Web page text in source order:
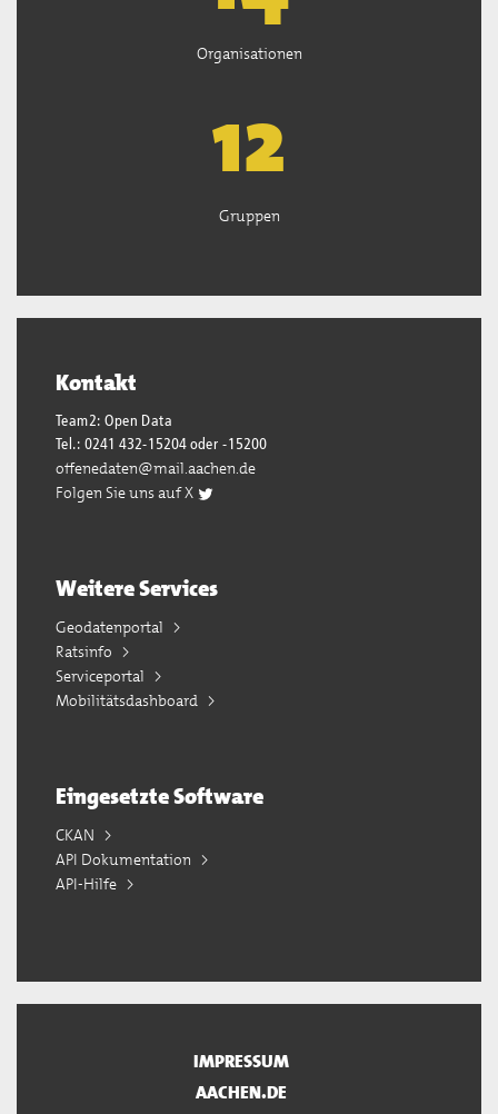
Organisationen
13
Gruppen
Kontakt
Team2: Open Data
Tel.: 0241 432-15204 oder -15200
offenedaten@mail.aachen.de
Folgen Sie uns auf X
Weitere Services
Geodatenportal
Ratsinfo
Serviceportal
Mobilitätsdashboard
Eingesetzte Software
CKAN
API Dokumentation
API-Hilfe
IMPRESSUM
AACHEN.DE